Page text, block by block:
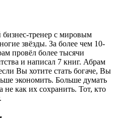
тренер с мировым
звёзды. За более чем 10-
провёл более тысячи
и написал 7 книг. Абрам
Вы хотите стать богаче, Вы
экономить. Больше думать
не как их сохранить. Тот, кто